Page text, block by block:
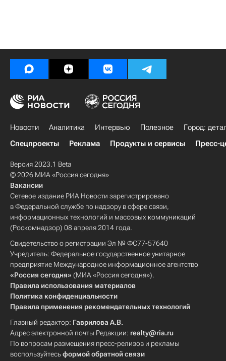
Новости Аналитика Интервью Полезное
Город:
Спецпроекты
Реклама Продукты и сервисы Пресс-
Версия 2023.1 Beta
© 2026 МИА «Россия сегодня»
Вакансии
Сетевое издание РИА Новости зарегистрировано
в Федеральной службе по надзору в сфере связи,
информационных технологий и массовых коммуникаций
(Роскомнадзор) 08 апреля 2014 года.
Свидетельство о регистрации Эл № ФС77-57640
Учредитель: Федеральное государственное унитарное
предприятие Международное информационное агентство
«Россия сегодня» (МИА «Россия сегодня»).
Правила использования материалов
Политика конфиденциальности
Правила применения рекомендательных технологий
Главный редактор: Гаврилова А.В.
Адрес электронной почты Редакции: realty@ria.ru
По вопросам размещения пресс-релизов и рекламы
воспользуйтесьформой обратной связи